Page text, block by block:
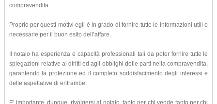
compravendita.
Proprio per questi motivi egli è in grado di fornire tutte le informazioni utili o
necessarie per il buon esito dell’affare.
Il notaio ha esperienza e capacità professionali tali da poter fornire tutte le
spiegazioni relative ai diritti ed agli obblighi delle parti nella compravendita,
garantendo la protezione ed il completo soddisfacimento degli interessi e
delle aspettative di entrambe.
E’ importante, dunque, rivolgersi al notaio, tanto per chi vende tanto per chi